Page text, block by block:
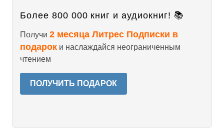
Более 800 000 книг и аудиокниг! 📚
Получи 2 месяца Литрес Подписки в
подарок и наслаждайся неограниченным
чтением
ПОЛУЧИТЬ ПОДАРОК